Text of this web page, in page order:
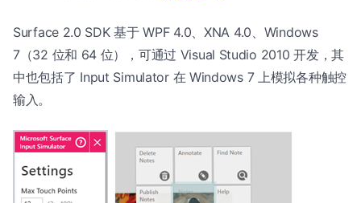
Surface 2.0 SDK 基于 WPF 4.0、XNA 4.0、Windows
7（32 位和 64 位），可通过 Visual Studio 2010 开发，其
中也包括了 Input Simulator 在 Windows 7 上模拟各种触控
输入。